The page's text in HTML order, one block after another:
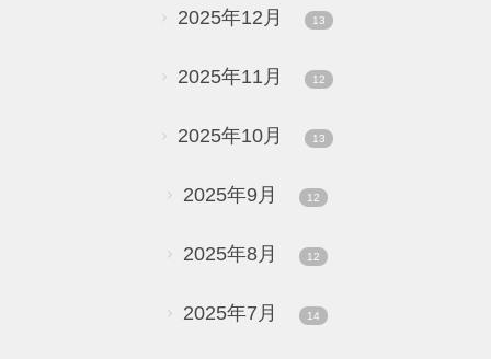
2025年12月 13
2025年11月 12
2025年10月 13
2025年9月 12
2025年8月 12
2025年7月 14